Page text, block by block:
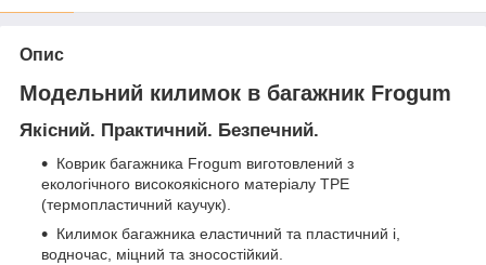
Опис
Модельний килимок в багажник Frogum
Якісний. Практичний. Безпечний.
Коврик багажника Frogum виготовлений з
екологічного високоякісного матеріалу TPE
(термопластичний каучук).
Килимок багажника еластичний та пластичний і,
водночас, міцний та зносостійкий.